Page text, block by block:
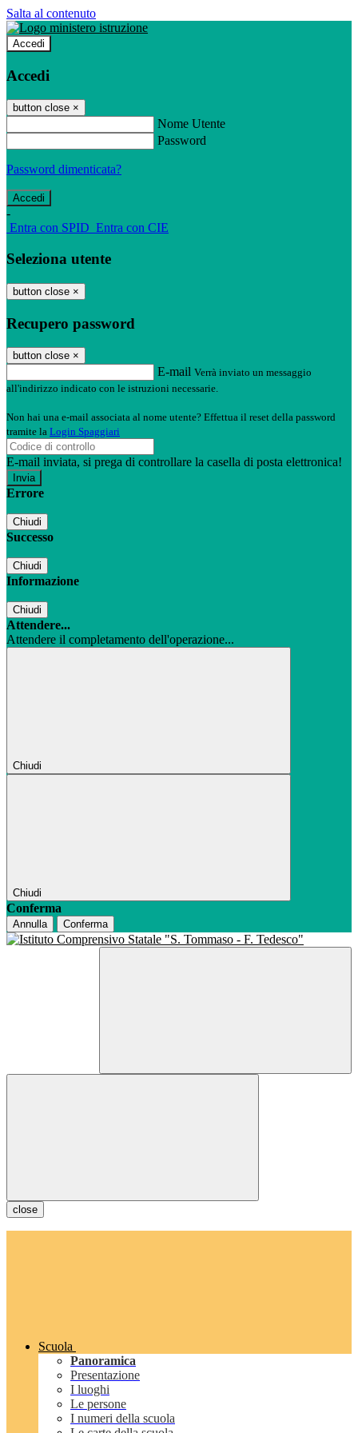
Salta al contenuto
Accedi
Accedi
button close ×
Nome Utente
Password
Password dimenticata?
-
Entra con SPID Entra con CIE
Seleziona utente
button close ×
Recupero password
button close ×
E-mail Verrà inviato un messaggio
all'indirizzo indicato con le istruzioni necessarie.
Non hai una e-mail associata al nome utente? Effettua il reset della password
tramite la Login Spaggiari
E-mail inviata, si prega di controllare la casella di posta elettronica!
Errore
Chiudi
Successo
Chiudi
Informazione
Chiudi
Attendere...
Attendere il completamento dell'operazione...
Chiudi
Chiudi
Conferma
Annulla Conferma
close
Scuola
Panoramica
Presentazione
I luoghi
Le persone
I numeri della scuola